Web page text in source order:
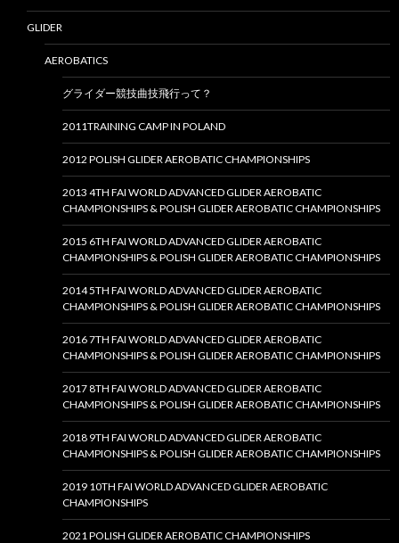
GLIDER
AEROBATICS
グライダー競技曲技飛行って？
2011TRAINING CAMP IN POLAND
2012 POLISH GLIDER AEROBATIC CHAMPIONSHIPS
2013 4TH FAI WORLD ADVANCED GLIDER AEROBATIC
CHAMPIONSHIPS & POLISH GLIDER AEROBATIC CHAMPIONSHIPS
2015 6TH FAI WORLD ADVANCED GLIDER AEROBATIC
CHAMPIONSHIPS & POLISH GLIDER AEROBATIC CHAMPIONSHIPS
2014 5TH FAI WORLD ADVANCED GLIDER AEROBATIC
CHAMPIONSHIPS & POLISH GLIDER AEROBATIC CHAMPIONSHIPS
2016 7TH FAI WORLD ADVANCED GLIDER AEROBATIC
CHAMPIONSHIPS & POLISH GLIDER AEROBATIC CHAMPIONSHIPS
2017 8TH FAI WORLD ADVANCED GLIDER AEROBATIC
CHAMPIONSHIPS & POLISH GLIDER AEROBATIC CHAMPIONSHIPS
2018 9TH FAI WORLD ADVANCED GLIDER AEROBATIC
CHAMPIONSHIPS & POLISH GLIDER AEROBATIC CHAMPIONSHIPS
2019 10TH FAI WORLD ADVANCED GLIDER AEROBATIC
CHAMPIONSHIPS
2021 POLISH GLIDER AEROBATIC CHAMPIONSHIPS